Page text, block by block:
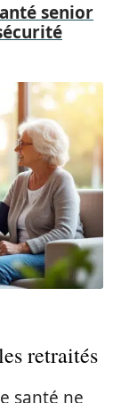
senior
retraités
santé ne